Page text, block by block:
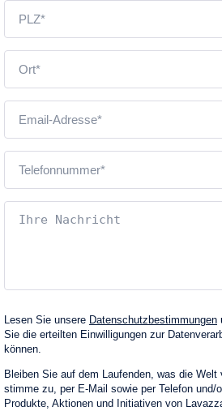
Lesen Sie unsere Datenschutzbestimmungen
Sie die erteilten Einwilligungen zur
können.
Bleiben Sie auf dem Laufenden, was die
stimme zu, per E‑Mail sowie per Telefon und/
Produkte, Aktionen und Initiativen von